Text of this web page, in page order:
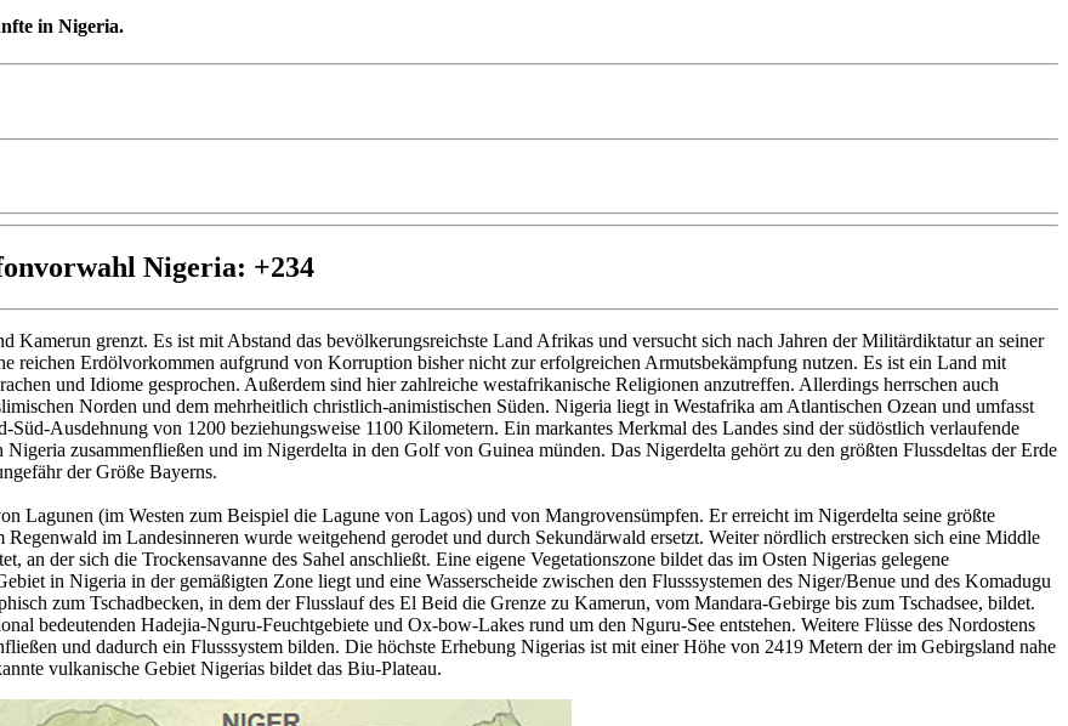
in Nigeria.
Nigeria: +234
Kamerun grenzt. Es ist mit Abstand das bevölkerungsreichste Land Afrikas und versucht sich nach Jahren der Militärdiktatur an seiner
reichen Erdölvorkommen aufgrund von Korruption bisher nicht zur erfolgreichen Armutsbekämpfung nutzen. Es ist ein Land mit
und Idiome gesprochen. Außerdem sind hier zahlreiche westafrikanische Religionen anzutreffen. Allerdings herrschen auch
Norden und dem mehrheitlich christlich-animistischen Süden. Nigeria liegt in Westafrika am Atlantischen Ozean und umfasst
Ausdehnung von 1200 beziehungsweise 1100 Kilometern. Ein markantes Merkmal des Landes sind der südöstlich verlaufende
zusammenfließen und im Nigerdelta in den Golf von Guinea münden. Das Nigerdelta gehört zu den größten Flussdeltas der Erde
der Größe Bayerns.
Lagunen (im Westen zum Beispiel die Lagune von Lagos) und von Mangrovensümpfen. Er erreicht im Nigerdelta seine größte
im Landesinneren wurde weitgehend gerodet und durch Sekundärwald ersetzt. Weiter nördlich erstrecken sich eine Middle
an der sich die Trockensavanne des Sahel anschließt. Eine eigene Vegetationszone bildet das im Osten Nigerias gelegene
in Nigeria in der gemäßigten Zone liegt und eine Wasserscheide zwischen den Flusssystemen des Niger/Benue und des Komadugu
zum Tschadbecken, in dem der Flusslauf des El Beid die Grenze zu Kamerun, vom Mandara-Gebirge bis zum Tschadsee, bildet.
bedeutenden Hadejia-Nguru-Feuchtgebiete und Ox-bow-Lakes rund um den Nguru-See entstehen. Weitere Flüsse des Nordostens
und dadurch ein Flusssystem bilden. Die höchste Erhebung Nigerias ist mit einer Höhe von 2419 Metern der im Gebirgsland nahe
vulkanische Gebiet Nigerias bildet das Biu-Plateau.